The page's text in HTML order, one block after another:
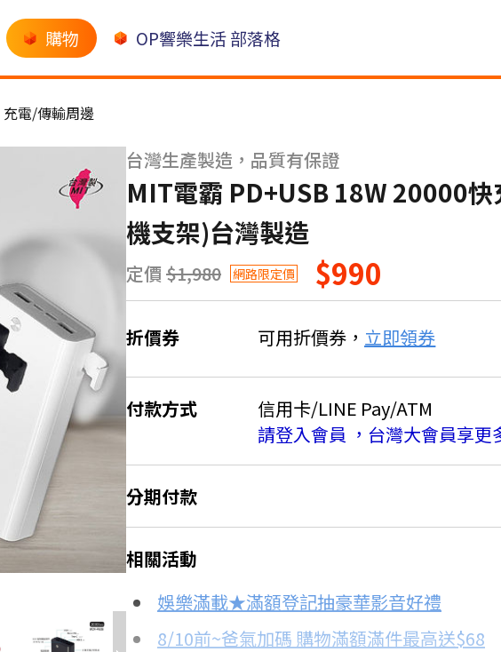
購物 OP響樂生活 部落格
充電/傳輸周邊
5折
台灣生產製造，品質有保證
MIT電霸 PD+USB 18W 20000
機支架)台灣製造
定價 $1,980 網路限定價 $990
折價券 可用折價券， 立即領券
付款方式
信用卡/LINE Pay/ATM
請登入會員 ，台灣大會員享更
分期付款
＊實際可分期數、適用利率，請以購物車顯示
信用卡分期
分期數
每期金額
配合銀行
相關活動
娛樂滿載★滿額登記抽豪華影音好禮
8/10前~爸氣加碼 購物滿額滿件最高送$68